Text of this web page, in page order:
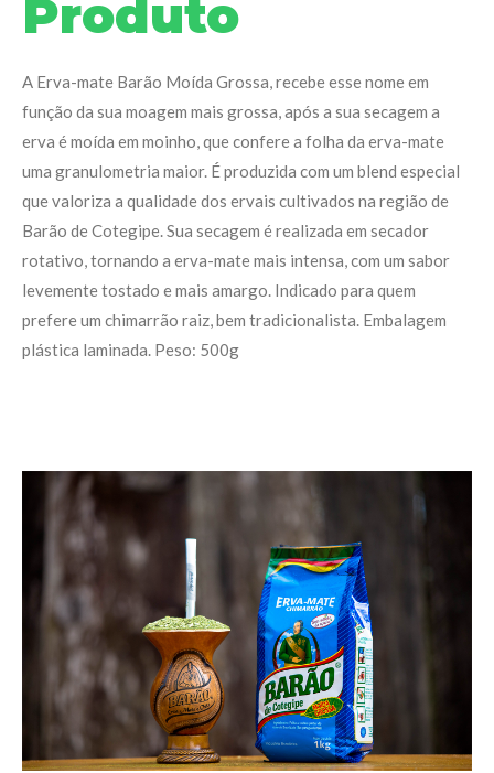
Produto
A Erva-mate Barão Moída Grossa, recebe esse nome em
função da sua moagem mais grossa, após a sua secagem a
erva é moída em moinho, que confere a folha da erva-mate
uma granulometria maior. É produzida com um blend especial
que valoriza a qualidade dos ervais cultivados na região de
Barão de Cotegipe. Sua secagem é realizada em secador
rotativo, tornando a erva-mate mais intensa, com um sabor
levemente tostado e mais amargo. Indicado para quem
prefere um chimarrão raiz, bem tradicionalista. Embalagem
plástica laminada. Peso: 500g